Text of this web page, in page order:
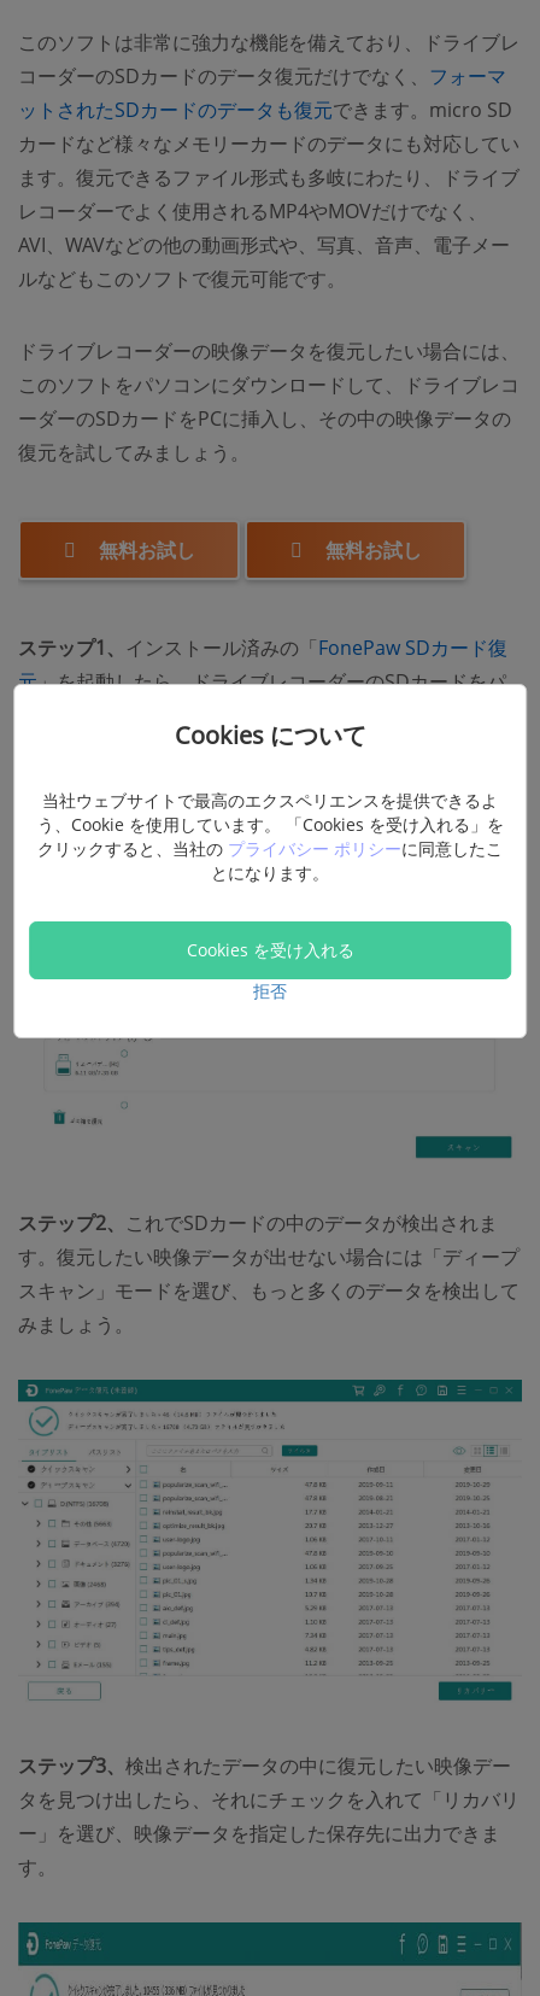
このソフトは非常に強力な機能を備えており、ドライブレ
コーダーのSDカードのデータ復元だけでなく、 フォーマ
ットされたSDカードのデータも復元できます。micro SD
カードなど様々なメモリーカードのデータにも対応してい
ます。復元できるファイル形式も多岐にわたり、ドライブ
レコーダーでよく使用されるMP4やMOVだけでなく、
AVI、WAVなどの他の動画形式や、写真、音声、電子メー
ルなどもこのソフトで復元可能です。
ドライブレコーダーの映像データを復元したい場合には、
このソフトをパソコンにダウンロードして、ドライブレコ
ーダーのSDカードをPCに挿入し、その中の映像データの
復元を試してみましょう。
無料お試し 無料お試し
ステップ1、 インストール済みの「FonePaw SDカード復
元」を起動したら、ドライブレコーダーのSDカードをパ
コーダーのSDカードにしてから「スキャン」を選んでく
ステップ2、 これでSDカードの中のデータが検出されま
す。復元したい映像データが出せない場合には「ディープ
スキャン」モードを選び、もっと多くのデータを検出して
みましょう。
ステップ3、 検出されたデータの中に復元したい映像デー
タを見つけ出したら、それにチェックを入れて「リカバリ
ー」を選び、映像データを指定した保存先に出力できま
す。
Cookies について
当社ウェブサイトで最高のエクスペリエンスを提供できるよ
う、Cookie を使用しています。 「Cookies を受け入れる」を
クリックすると、当社の プライバシー ポリシーに同意したこ
とになります。
Cookies を受け入れる
拒否